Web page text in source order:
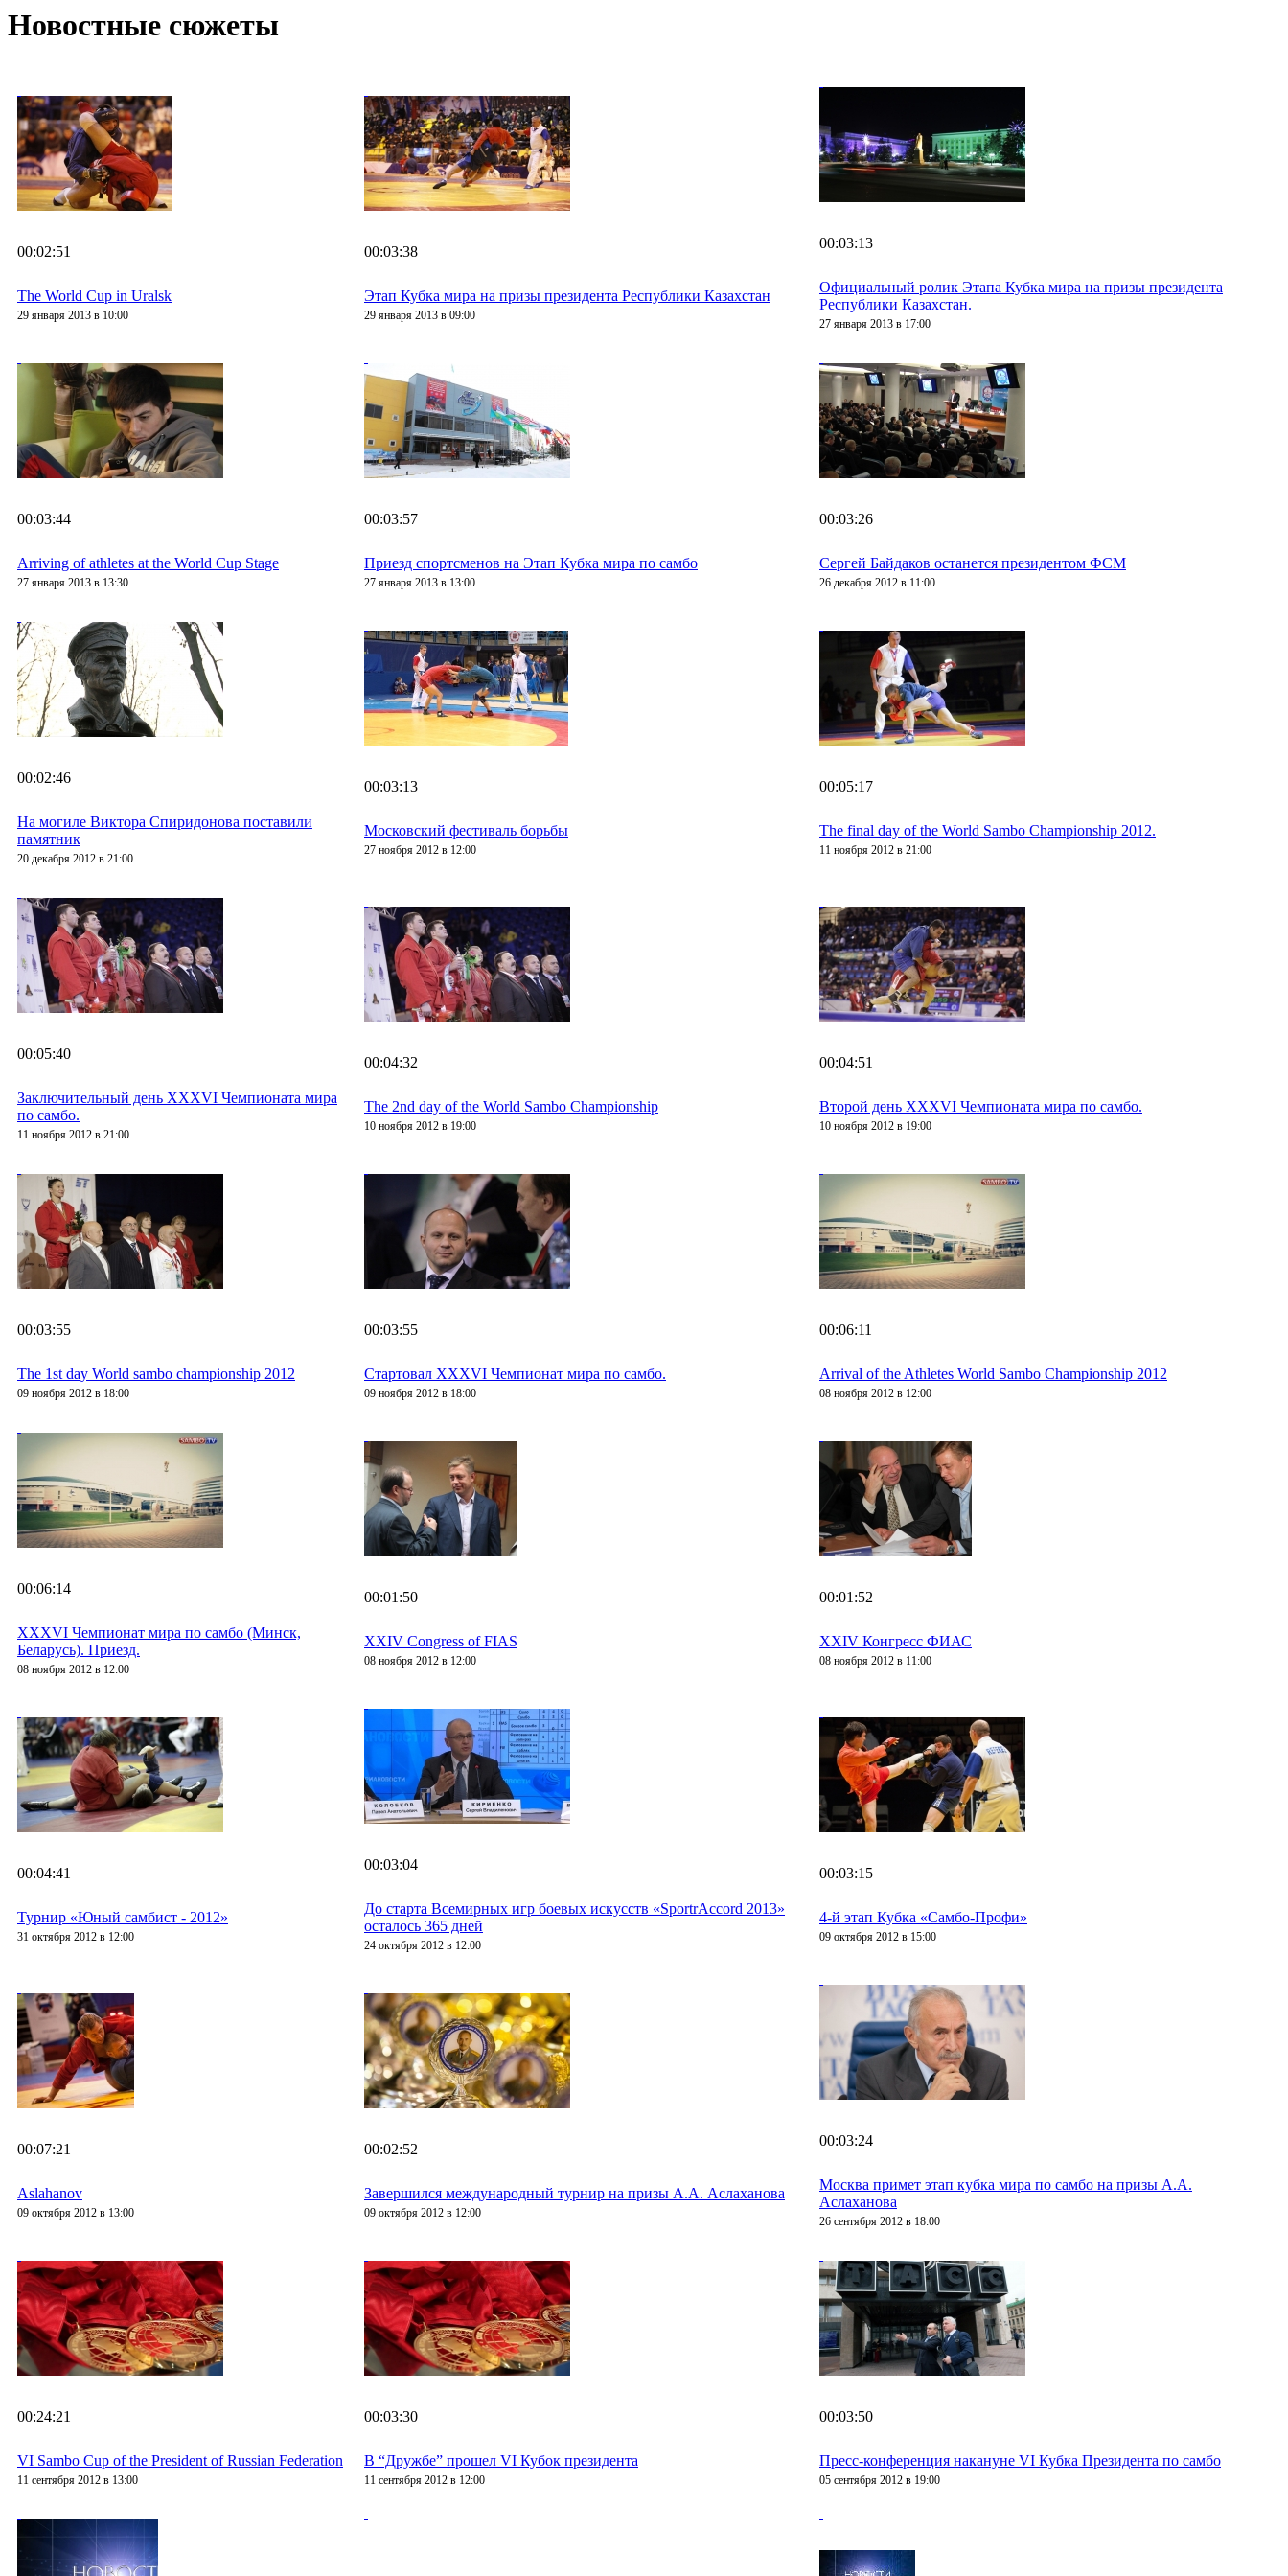
Новостные сюжеты
00:02:51
The World Cup in Uralsk
29 января 2013 в 10:00
00:03:38
Этап Кубка мира на призы президента Республики Казахстан
29 января 2013 в 09:00
00:03:13
Официальный ролик Этапа Кубка мира на призы президента
Республики Казахстан.
27 января 2013 в 17:00
00:03:44
Arriving of athletes at the World Cup Stage
27 января 2013 в 13:30
00:03:57
Приезд спортсменов на Этап Кубка мира по самбо
27 января 2013 в 13:00
00:03:26
Сергей Байдаков останется президентом ФСМ
26 декабря 2012 в 11:00
00:02:46
На могиле Виктора Спиридонова поставили
памятник
20 декабря 2012 в 21:00
00:03:13
Московский фестиваль борьбы
27 ноября 2012 в 12:00
00:05:17
The final day of the World Sambo Championship 2012.
11 ноября 2012 в 21:00
00:05:40
Заключительный день XXXVI Чемпионата мира
по самбо.
11 ноября 2012 в 21:00
00:04:32
The 2nd day of the World Sambo Championship
10 ноября 2012 в 19:00
00:04:51
Второй день XXXVI Чемпионата мира по самбо.
10 ноября 2012 в 19:00
00:03:55
The 1st day World sambo championship 2012
09 ноября 2012 в 18:00
00:03:55
Стартовал XXXVI Чемпионат мира по самбо.
09 ноября 2012 в 18:00
00:06:11
Arrival of the Athletes World Sambo Championship 2012
08 ноября 2012 в 12:00
00:06:14
XXXVI Чемпионат мира по самбо (Минск,
Беларусь). Приезд.
08 ноября 2012 в 12:00
00:01:50
XXIV Congress of FIAS
08 ноября 2012 в 12:00
00:01:52
XXIV Конгресс ФИАС
08 ноября 2012 в 11:00
00:04:41
Турнир «Юный самбист - 2012»
31 октября 2012 в 12:00
00:03:04
До старта Всемирных игр боевых искусств «SportrAccord 2013»
осталось 365 дней
24 октября 2012 в 12:00
00:03:15
4-й этап Кубка «Самбо-Профи»
09 октября 2012 в 15:00
00:07:21
Aslahanov
09 октября 2012 в 13:00
00:02:52
Завершился международный турнир на призы А.А. Аслаханова
09 октября 2012 в 12:00
00:03:24
Москва примет этап кубка мира по самбо на призы А.А.
Аслаханова
26 сентября 2012 в 18:00
00:24:21
VI Sambo Cup of the President of Russian Federation
11 сентября 2012 в 13:00
00:03:30
В “Дружбе” прошел VI Кубок президента
11 сентября 2012 в 12:00
00:03:50
Пресс-конференция накануне VI Кубка Президента по самбо
05 сентября 2012 в 19:00